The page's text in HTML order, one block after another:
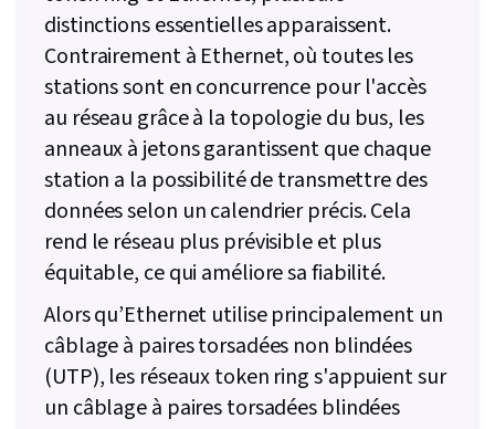
distinctions essentielles apparaissent.
Contrairement à Ethernet, où toutes les
stations sont en concurrence pour l'accès
au réseau grâce à la topologie du bus, les
anneaux à jetons garantissent que chaque
station a la possibilité de transmettre des
données selon un calendrier précis. Cela
rend le réseau plus prévisible et plus
équitable, ce qui améliore sa fiabilité.
Alors qu’Ethernet utilise principalement un
câblage à paires torsadées non blindées
(UTP), les réseaux token ring s'appuient sur
un câblage à paires torsadées blindées